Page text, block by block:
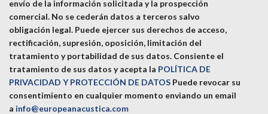
envío de la información solicitada y la prospección
comercial. No se cederán datos a terceros salvo
obligación legal. Puede ejercer sus derechos de acceso,
rectificación, supresión, oposición, limitación del
tratamiento y portabilidad de sus datos. Consiente el
tratamiento de sus datos y acepta la POLÍTICA DE
PRIVACIDAD Y PROTECCIÓN DE DATOS Puede revocar su
consentimiento en cualquier momento enviando un email
a info@europeanacustica.com